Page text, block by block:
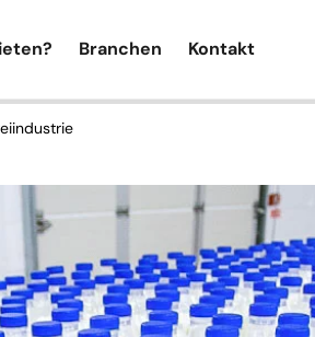
Branchen Kontakt